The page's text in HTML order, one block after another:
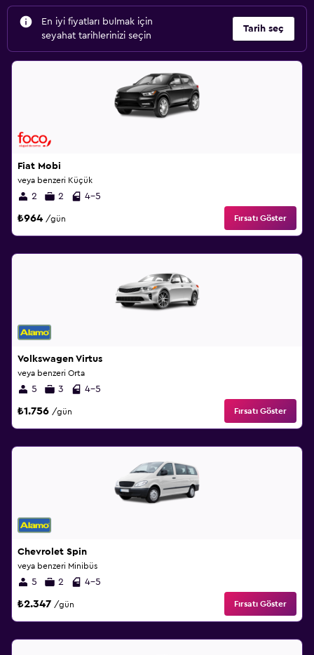
En iyi fiyatları bulmak için
seyahat tarihlerinizi seçin
Tarih seç
Fiat Mobi
veya benzeri Küçük
2 2 4-5
₺964 /gün Fırsatı Göster
Volkswagen Virtus
veya benzeri Orta
5 3 4-5
₺1.756 /gün Fırsatı Göster
Chevrolet Spin
veya benzeri Minibüs
5 2 4-5
₺2.347 /gün Fırsatı Göster